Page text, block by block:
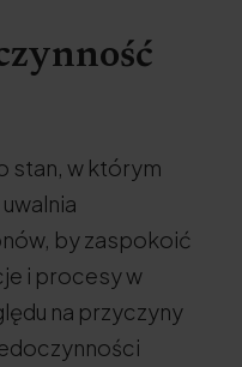
stan, w którym
by zaspokoić
i procesy w
na przyczyny